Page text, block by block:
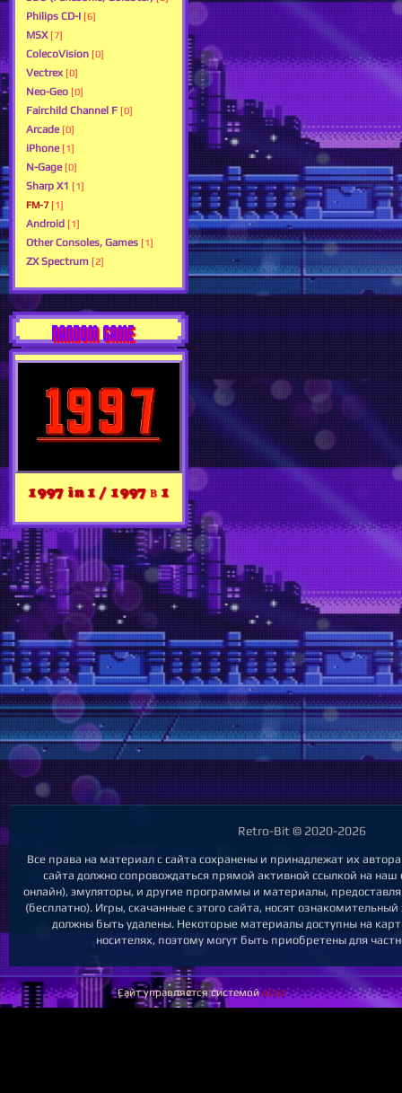
Philips CD-I [6]
MSX [7]
ColecoVision [0]
Vectrex [0]
Neo-Geo [0]
Fairchild Channel F [0]
Arcade [0]
iPhone [1]
N-Gage [0]
Sharp X1 [1]
FM-7 [1]
Android [1]
Other Consoles, Games [1]
ZX Spectrum [2]
RANDOM GAME
1997 in 1 / 1997 в 1
Retro-Bit © 2020-2026
Все права на материал с сайта сохранены и принадлежат их
сайта должно сопровождаться прямой активной ссылкой на наш
онлайн), эмуляторы, и другие программы и материалы,
(бесплатно). Игры, скачанные с этого сайта, носят
должны быть удалены. Некоторые материалы доступны на
носителях, поэтому могут быть приобретены для
Сайт управляется системойuCoz